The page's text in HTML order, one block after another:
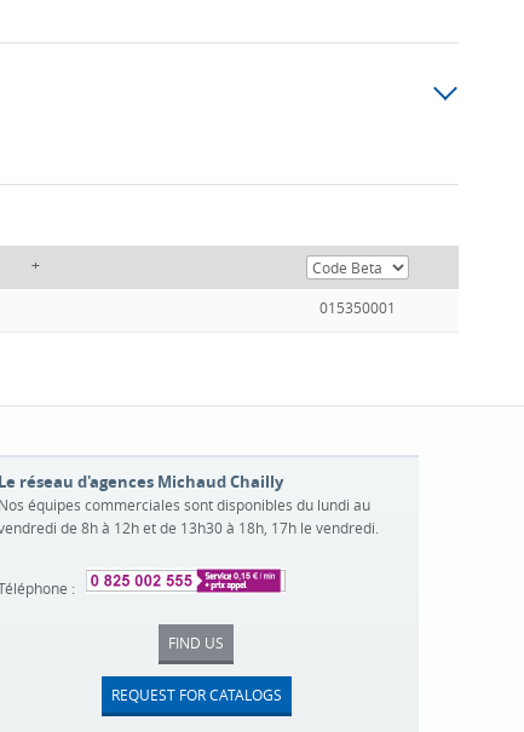
+
015350001
Le réseau d'agences Michaud Chailly
Nos équipes commerciales sont disponibles du lundi au
de 8h à 12h et de 13h30 à 18h, 17h le vendredi.
:
FIND US
REQUEST FOR CATALOGS